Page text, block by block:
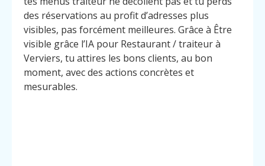
des réservations au profit d’adresses plus
visibles, pas forcément meilleures. Grâce à Être
visible grâce l’IA pour Restaurant / traiteur à
Verviers, tu attires les bons clients, au bon
moment, avec des actions concrètes et
mesurables.